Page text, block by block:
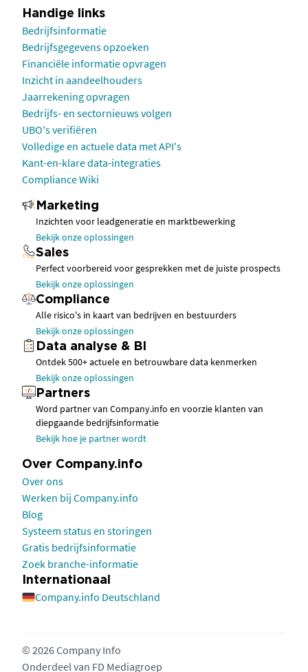
Handige links
Bedrijfsinformatie
Bedrijfsgegevens opzoeken
Financiële informatie opvragen
Inzicht in aandeelhouders
Jaarrekening opvragen
Bedrijfs- en sectornieuws volgen
UBO's verifiëren
Volledige en actuele data met API's
Kant-en-klare data-integraties
Compliance Wiki
Marketing
Inzichten voor leadgeneratie en marktbewerking
Bekijk onze oplossingen
Sales
Perfect voorbereid voor gesprekken met de juiste prospects
Bekijk onze oplossingen
Compliance
Alle risico's in kaart van bedrijven en bestuurders
Bekijk onze oplossingen
Data analyse & BI
Ontdek 500+ actuele en betrouwbare data kenmerken
Bekijk onze oplossingen
Partners
Word partner van Company.info en voorzie klanten van
diepgaande bedrijfsinformatie
Bekijk hoe je partner wordt
Over Company.info
Over ons
Werken bij Company.info
Blog
Systeem status en storingen
Gratis bedrijfsinformatie
Zoek branche-informatie
Internationaal
Company.info Deutschland
© 2026 Company Info
Onderdeel van FD Mediagroep